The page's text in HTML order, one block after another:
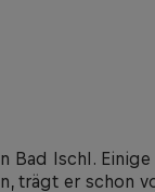
Bad Ischl.
trägt er schon